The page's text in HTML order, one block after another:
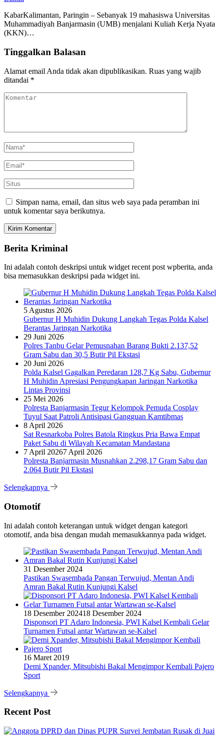
KabarKalimantan, Paringin – Sebanyak 19 mahasiswa Universitas
Muhammadiyah Banjarmasin (UMB) menjalani Kuliah Kerja Nyata
(KKN)…
Tinggalkan Balasan
Alamat email Anda tidak akan dipublikasikan. Ruas yang wajib
ditandai *
Simpan nama, email, dan situs web saya pada peramban ini
untuk komentar saya berikutnya.
Berita Kriminal
Ini adalah contoh deskripsi untuk widget recent post wpberita, anda
bisa memasukkan deskripsi pada widget ini.
5 Agustus 2026
Gubernur H Muhidin Dukung Langkah Tegas Polda Kalsel
Berantas Jaringan Narkotika
29 Juni 2026
Polres Tanbu Gelar Pemusnahan Barang Bukti 2.137,52
Gram Sabu dan 30,5 Butir Pil Ekstasi
20 Juni 2026
Polda Kalsel Gagalkan Peredaran 128,7 Kg Sabu, Gubernur
H Muhidin Apresiasi Pengungkapan Jaringan Narkotika
Lintas Provinsi
25 Mei 2026
Polresta Banjarmasin Tegur Kelompok Pemuda Cosplay
Tuyul Saat Patroli Antisipasi Gangguan Kamtibmas
8 April 2026
Sat Resnarkoba Polres Batola Ringkus Pria Bawa Empat
Paket Sabu di Wilayah Kecamatan Mandastana
7 April 20267 April 2026
Polresta Banjarmasin Musnahkan 2.298,17 Gram Sabu dan
2.064 Butir Pil Ekstasi
Selengkapnya
Otomotif
Ini adalah contoh keterangan untuk widget dengan kategori
otomotif, anda bisa dengan mudah memasukkannya pada widget.
31 Desember 2024
Pastikan Swasembada Pangan Terwujud, Mentan Andi
Amran Bakal Rutin Kunjungi Kalsel
18 Desember 202418 Desember 2024
Disponsori PT Adaro Indonesia, PWI Kalsel Kembali Gelar
Turnamen Futsal antar Wartawan se-Kalsel
16 Maret 2019
Demi Xpander, Mitsubishi Bakal Mengimpor Kembali Pajero
Sport
Selengkapnya
Recent Post